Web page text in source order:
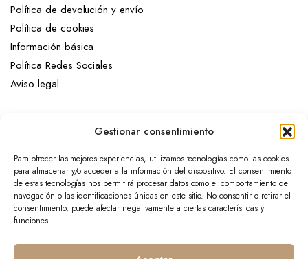
Gestionar consentimiento
Para ofrecer las mejores experiencias, utilizamos tecnologías como las cookies
para almacenar y/o acceder a la información del dispositivo. El consentimiento
de estas tecnologías nos permitirá procesar datos como el comportamiento de
navegación o las identificaciones únicas en este sitio. No consentir o retirar el
consentimiento, puede afectar negativamente a ciertas características y
funciones.
Política de devolución y envío
Política de cookies
Información básica
Política Redes Sociales
Aviso legal
Mis pedidos
Mis favoritos
Tienda